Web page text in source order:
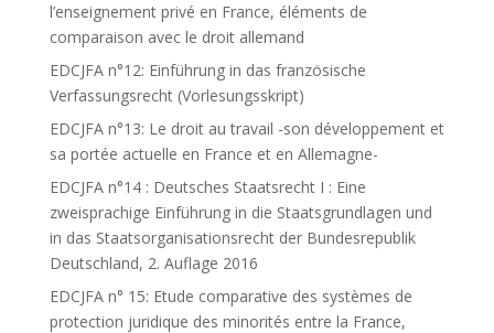
l’enseignement privé en France, éléments de
comparaison avec le droit allemand
EDCJFA n°12: Einführung in das französische
Verfassungsrecht (Vorlesungsskript)
EDCJFA n°13: Le droit au travail -son développement et
sa portée actuelle en France et en Allemagne-
EDCJFA n°14 : Deutsches Staatsrecht I : Eine
zweisprachige Einführung in die Staatsgrundlagen und
in das Staatsorganisationsrecht der Bundesrepublik
Deutschland, 2. Auflage 2016
EDCJFA n° 15: Etude comparative des systèmes de
protection juridique des minorités entre la France,